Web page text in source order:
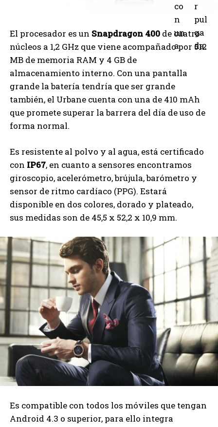
co
n
un
a
r
pul
ga
da.
El procesador es un Snapdragon 400 de cuatro
núcleos a 1,2 GHz que viene acompañado por 512
MB de memoria RAM y 4 GB de
almacenamiento interno. Con una pantalla
grande la batería tendría que ser grande
también, el Urbane cuenta con una de 410 mAh
que promete superar la barrera del día de uso de
forma normal.
Es resistente al polvo y al agua, está certificado
con IP67, en cuanto a sensores encontramos
giroscopio, acelerómetro, brújula, barómetro y
sensor de ritmo cardíaco (PPG). Estará
disponible en dos colores, dorado y plateado,
sus medidas son de 45,5 x 52,2 x 10,9 mm.
Es compatible con todos los móviles que tengan
Android 4.3 o superior, para ello integra